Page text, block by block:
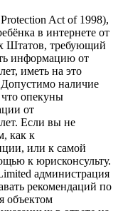
Act of 1998),
в интернете от
Штатов, требующий
информацию от
иметь на это
Допустимо наличие
опекуны
от
Если вы не
как к
или к самой
к юрисконсульту.
администрация
рекомендаций по
объектом